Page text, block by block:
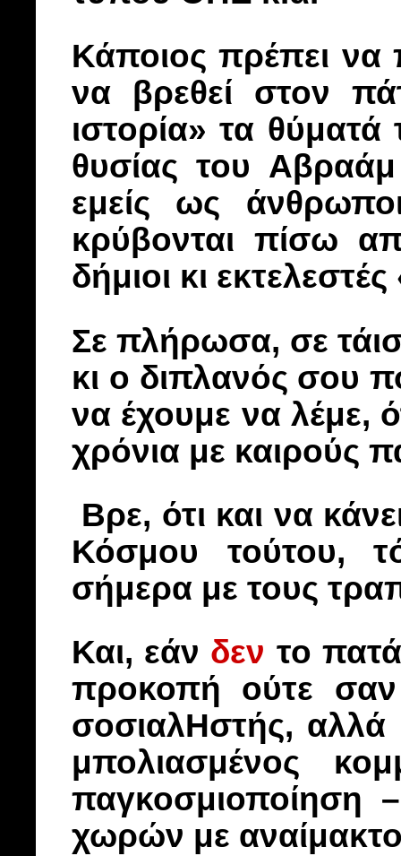
Κάποιος πρέπει να
να βρεθεί στον
ιστορία» τα
θυσίας του
εμείς ως
κρύβονται πίσω
δήμιοι κι
Σε πλήρωσα, σε
κι ο διπλανός σου
να έχουμε να λέμε,
χρόνια με καιρούς
Βρε, ότι και να
Κόσμου τούτου,
σήμερα με τους
Και, εάν δεν το
προκοπή ούτε σαν
σοσιαλΗστής,
μπολιασμένος
παγκοσμιοποίηση
χωρών με